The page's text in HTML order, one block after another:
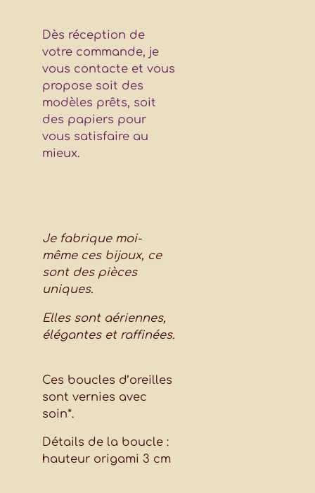
Dès réception de
votre commande, je
vous contacte et vous
propose soit des
modèles prêts, soit
des papiers pour
vous satisfaire au
mieux.
Je fabrique moi-
même ces bijoux, ce
sont des pièces
uniques.
Elles sont aériennes,
élégantes et raffinées.
Ces boucles d’oreilles
sont vernies avec
soin*.
Détails de la boucle :
hauteur origami 3 cm